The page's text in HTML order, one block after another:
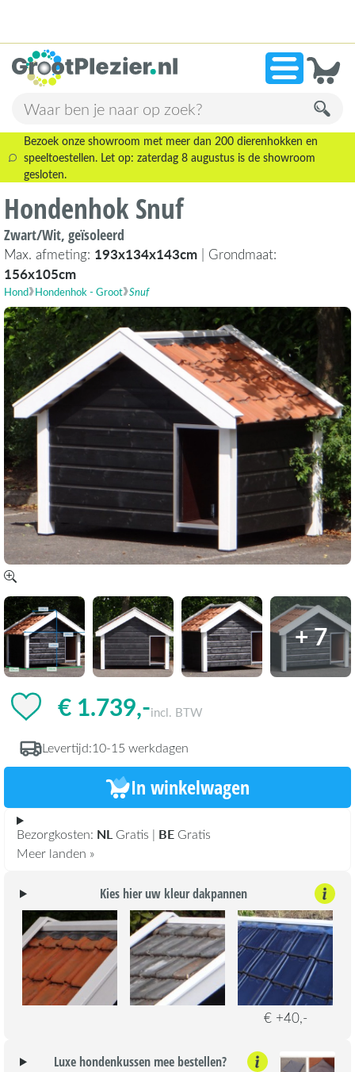
»13.945 beoordelingen!
Bezoek onze showroom met meer dan 200 dierenhokken en
speeltoestellen. Let op: zaterdag 8 augustus is de showroom
gesloten.
Hondenhok Snuf
Zwart/Wit, geïsoleerd
Max. afmeting: 193x134x143cm | Grondmaat:
156x105cm
Hond Hondenhok - Groot Snuf
+ 7
€ 1.739,-incl. BTW
Levertijd:10-15 werkdagen
In winkelwagen
Bezorgkosten: NL Gratis | BE Gratis
Meer landen »
Kies hier uw kleur dakpannen
€ +40,-
Luxe hondenkussen mee bestellen?